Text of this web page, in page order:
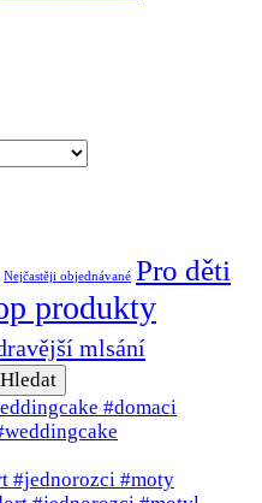
Nejčastěji objednávané Pro děti
produkty
mlsání
Hledat
#domaci
#jednorozci #moty